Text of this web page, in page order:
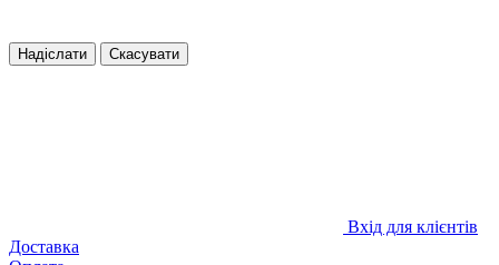
Надіслати Скасувати
Вхід для клієнтів
Доставка